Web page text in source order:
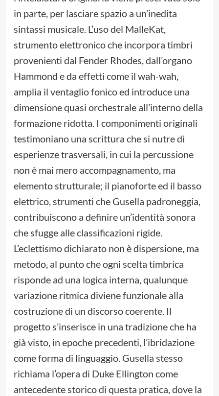
in parte, per lasciare spazio a un’inedita
sintassi musicale. L’uso del MalleKat,
strumento elettronico che incorpora timbri
provenienti dal Fender Rhodes, dall’organo
Hammond e da effetti come il wah-wah,
amplia il ventaglio fonico ed introduce una
dimensione quasi orchestrale all’interno della
formazione ridotta. I componimenti originali
testimoniano una scrittura che si nutre di
esperienze trasversali, in cui la percussione
non è mai mero accompagnamento, ma
elemento strutturale; il pianoforte ed il basso
elettrico, strumenti che Gusella padroneggia,
contribuiscono a definire un’identità sonora
che sfugge alle classificazioni rigide.
L’eclettismo dichiarato non è dispersione, ma
metodo, al punto che ogni scelta timbrica
risponde ad una logica interna, qualunque
variazione ritmica diviene funzionale alla
costruzione di un discorso coerente. Il
progetto s’inserisce in una tradizione che ha
già visto, in epoche precedenti, l’ibridazione
come forma di linguaggio. Gusella stesso
richiama l’opera di Duke Ellington come
antecedente storico di questa pratica, dove la